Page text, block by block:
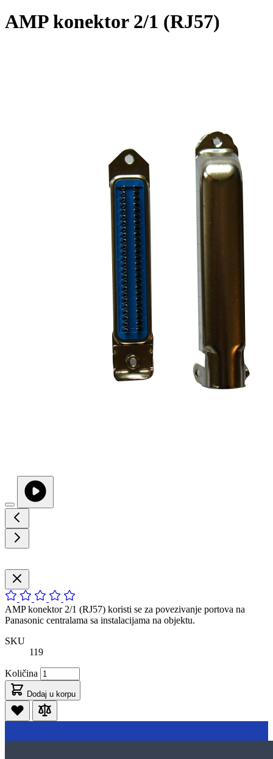
AMP konektor 2/1 (RJ57)
AMP konektor 2/1 (RJ57) koristi se za povezivanje portova na
Panasonic centralama sa instalacijama na objektu.
SKU
119
Količina
Dodaj u korpu